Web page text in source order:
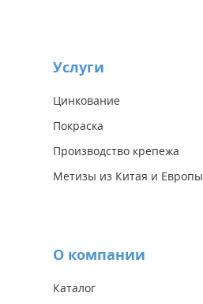
Услуги
Цинкование
Покраска
Производство крепежа
Метизы из Китая и Европы
О компании
Каталог